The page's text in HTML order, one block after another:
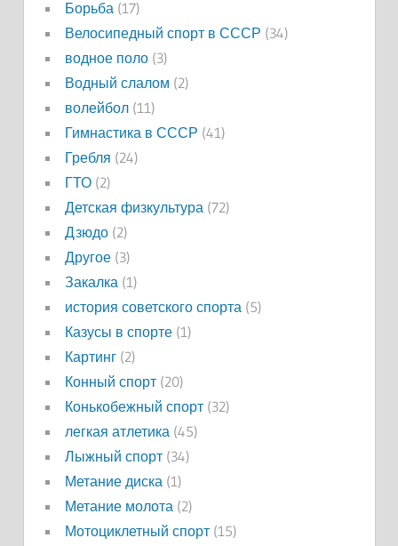
Борьба(17)
Велосипедный спорт в СССР (34)
водное поло(3)
Водный слалом (2)
волейбол(11)
Гимнастика в СССР (41)
Гребля (24)
ГТО(2)
Детская физкультура(72)
Дзюдо(2)
Другое(3)
Закалка(1)
история советского спорта(5)
Казусы в спорте(1)
Картинг(2)
Конный спорт(20)
Конькобежный спорт(32)
легкая атлетика(45)
Лыжный спорт(34)
Метание диска(1)
Метание молота(2)
Мотоциклетный спорт(15)